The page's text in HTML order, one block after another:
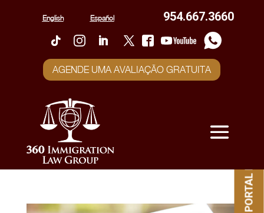
English Español 954.667.3660
AGENDE UMA AVALIAÇÃO GRATUITA
PORTAL DO CLIENTE